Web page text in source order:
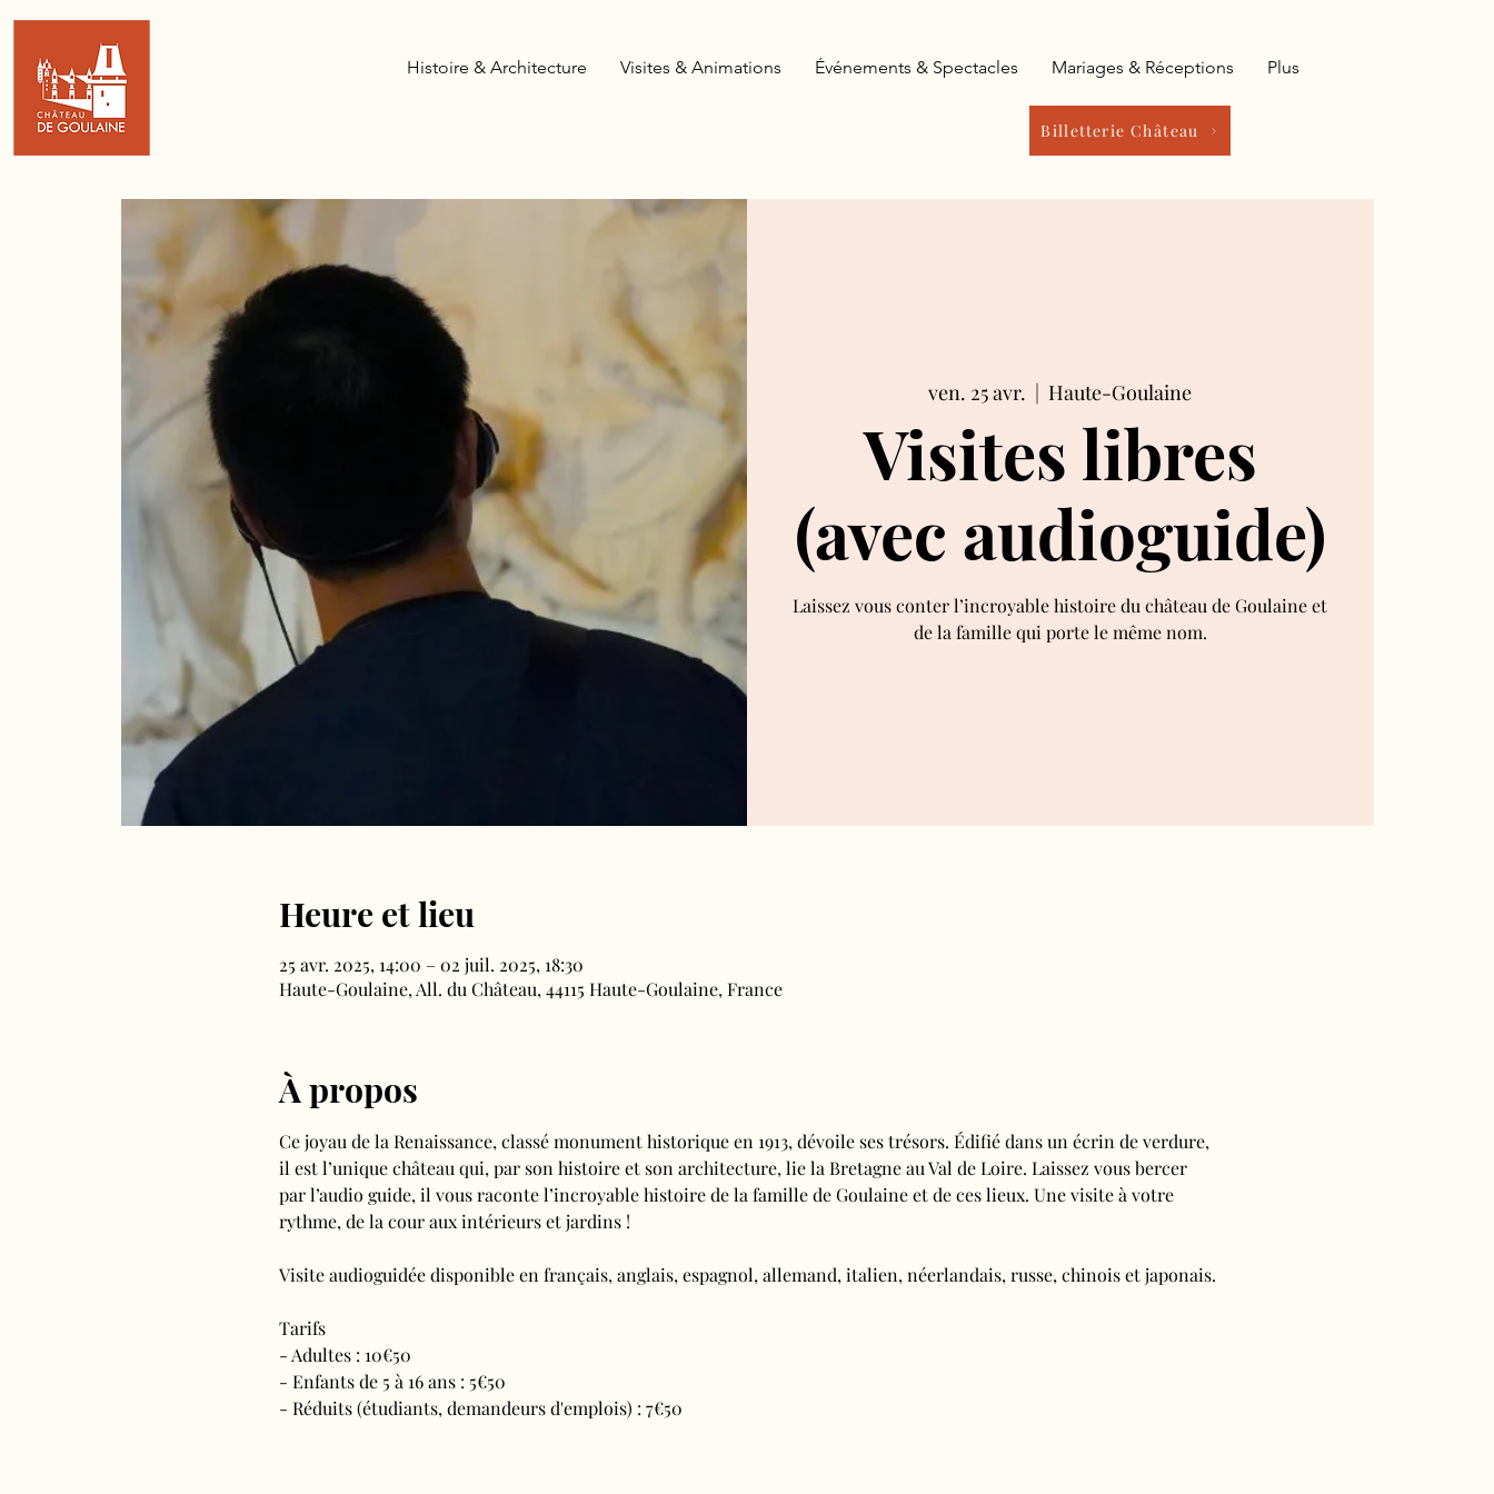
Billetterie Château
Histoire & Architecture Visites & Animations Événements & Spectacles Mariages & Réceptions Plus
ven. 25 avr.
  |
Haute-Goulaine
Visites libres
(avec audioguide)
Laissez vous conter l’incroyable histoire du château de Goulaine et
de la famille qui porte le même nom.
Heure et lieu
25 avr. 2025, 14:00 – 02 juil. 2025, 18:30
Haute-Goulaine, All. du Château, 44115 Haute-Goulaine, France
À propos
Ce joyau de la Renaissance, classé monument historique en 1913, dévoile ses trésors. Édifié dans un écrin de verdure,
il est l’unique château qui, par son histoire et son architecture, lie la Bretagne au Val de Loire. Laissez vous bercer
par l’audio guide, il vous raconte l’incroyable histoire de la famille de Goulaine et de ces lieux. Une visite à votre
rythme, de la cour aux intérieurs et jardins !
Visite audioguidée disponible en français, anglais, espagnol, allemand, italien, néerlandais, russe, chinois et japonais.
Tarifs
- Adultes : 10€50
- Enfants de 5 à 16 ans : 5€50
- Réduits (étudiants, demandeurs d'emplois) : 7€50